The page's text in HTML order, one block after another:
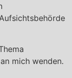
mich wenden.